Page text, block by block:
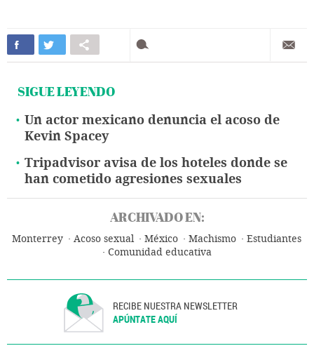
SIGUE LEYENDO
Un actor mexicano denuncia el acoso de
Kevin Spacey
Tripadvisor avisa de los hoteles donde se
han cometido agresiones sexuales
ARCHIVADO EN:
Monterrey Acoso sexual México Machismo
Estudiantes
Comunidad educativa
RECIBE NUESTRA NEWSLETTER
APÚNTATE AQUÍ